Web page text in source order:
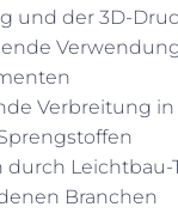
und der 3D-
Verbreitung
durch Leichtbau-
Branchen